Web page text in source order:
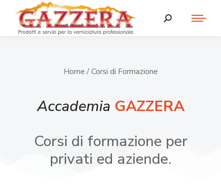
Home / Corsi di Formazione
Accademia GAZZERA
Corsi di formazione per
privati ed aziende.